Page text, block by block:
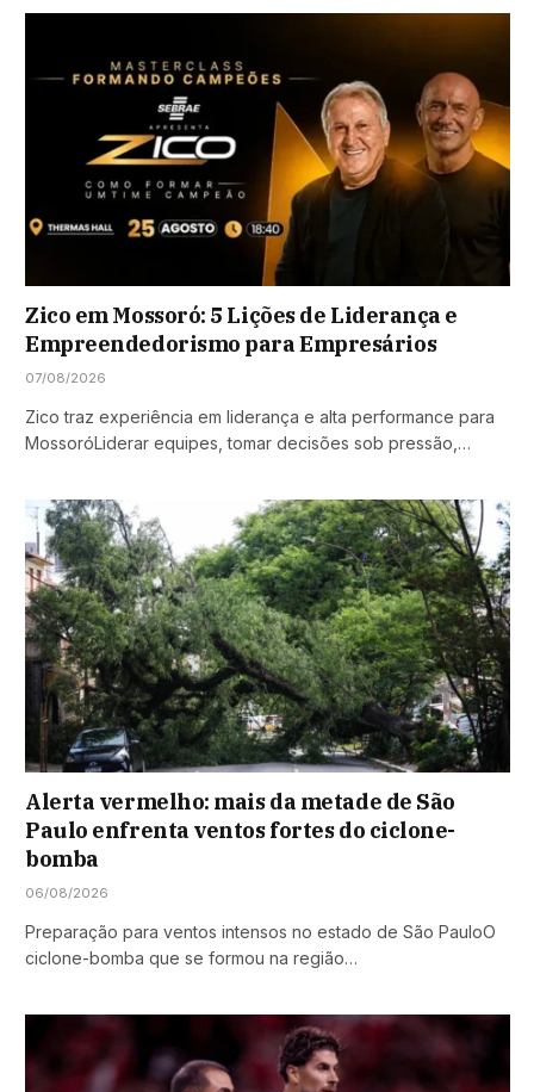
Zico em Mossoró: 5 Lições de Liderança e
Empreendedorismo para Empresários
07/08/2026
Zico traz experiência em liderança e alta performance para
MossoróLiderar equipes, tomar decisões sob pressão,…
Alerta vermelho: mais da metade de São
Paulo enfrenta ventos fortes do ciclone-
bomba
06/08/2026
Preparação para ventos intensos no estado de São PauloO
ciclone-bomba que se formou na região…